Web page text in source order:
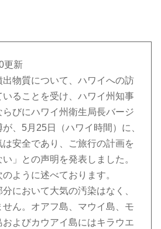
更新
物質について、ハワイへの訪
いることを受け、ハワイ州知事
びにハワイ州衛生局長バージ
、5月25日（ハワイ時間）に、
は安全であり、ご旅行の計画を
」との声明を発表しました。
ように述べております。
分において大気の汚染はなく、
ん。オアフ島、マウイ島、モ
およびカウアイ島にはキラウエ